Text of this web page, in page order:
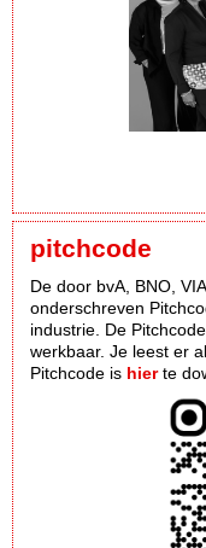
pitchcode
De door bvA, BNO,
onderschreven
industrie. De
werkbaar. Je leest er
Pitchcode is hierte